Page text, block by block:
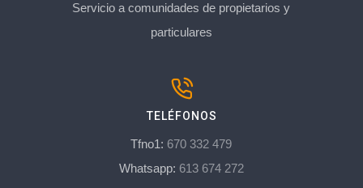
Servicio a comunidades de propietarios y
particulares
TELÉFONOS
Tfno1: 670 332 479
Whatsapp: 613 674 272